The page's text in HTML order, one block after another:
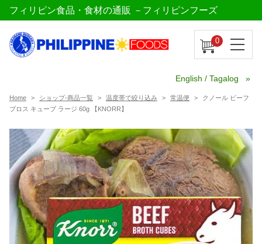
フィリピン食品・食材の通販 －フィリピンフーズ
0
English / Tagalog
Home ショップ-商品一覧 温度帯で絞り込み 常温便
クノール ビーフ
ブロス キューブ ラージ 60g 【KNORR】